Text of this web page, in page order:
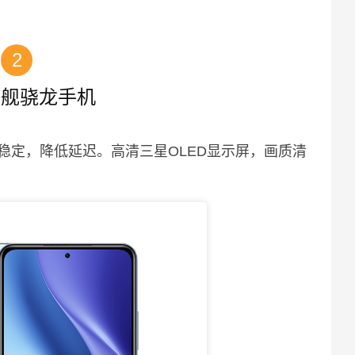
2
骁龙手机
定，降低延迟。高清三星OLED显示屏，画质清